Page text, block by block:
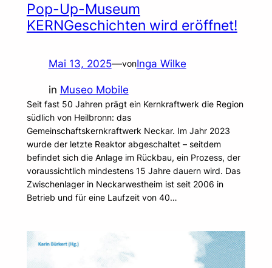
Pop-Up-Museum
KERNGeschichten wird eröffnet!
Mai 13, 2025—vonInga Wilke
in Museo Mobile
Seit fast 50 Jahren prägt ein Kernkraftwerk die Region
südlich von Heilbronn: das
Gemeinschaftskernkraftwerk Neckar. Im Jahr 2023
wurde der letzte Reaktor abgeschaltet – seitdem
befindet sich die Anlage im Rückbau, ein Prozess, der
voraussichtlich mindestens 15 Jahre dauern wird. Das
Zwischenlager in Neckarwestheim ist seit 2006 in
Betrieb und für eine Laufzeit von 40…